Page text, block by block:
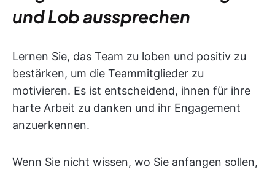
und Lob aussprechen
Lernen Sie, das Team zu loben und positiv zu
bestärken, um die Teammitglieder zu
motivieren. Es ist entscheidend, ihnen für ihre
harte Arbeit zu danken und ihr Engagement
anzuerkennen.
Wenn Sie nicht wissen, wo Sie anfangen sollen,